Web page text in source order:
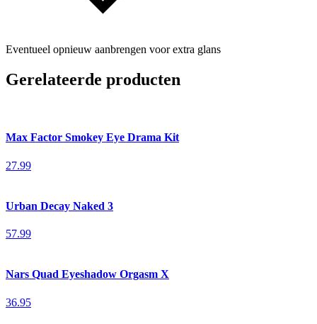
Eventueel opnieuw aanbrengen voor extra glans
Gerelateerde producten
Max Factor Smokey Eye Drama Kit
27.99
Urban Decay Naked 3
57.99
Nars Quad Eyeshadow Orgasm X
36.95